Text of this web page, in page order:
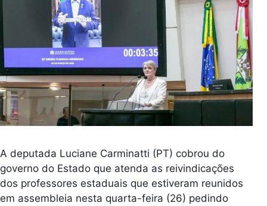
A deputada Luciane Carminatti (PT) cobrou do
governo do Estado que atenda as reivindicações
dos professores estaduais que estiveram reunidos
em assembleia nesta quarta-feira (26) pedindo